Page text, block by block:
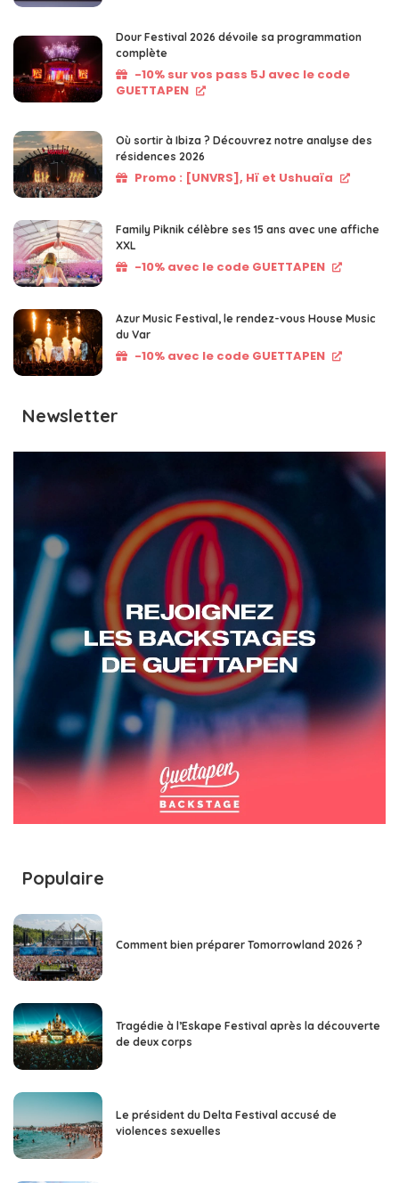
Dour Festival 2026 dévoile sa programmation
complète
-10% sur vos pass 5J avec le code
GUETTAPEN
Où sortir à Ibiza ? Découvrez notre analyse des
résidences 2026
Promo : [UNVRS], Hï et Ushuaïa
Family Piknik célèbre ses 15 ans avec une affiche
XXL
-10% avec le code GUETTAPEN
Azur Music Festival, le rendez-vous House Music
du Var
-10% avec le code GUETTAPEN
Newsletter
Populaire
Comment bien préparer Tomorrowland 2026 ?
Tragédie à l’Eskape Festival après la découverte
de deux corps
Le président du Delta Festival accusé de
violences sexuelles